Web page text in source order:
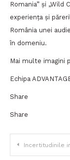
Romania” și „Wild
experiența și
România unei
în domeniu.
Mai multe imagini
Echipa
Share
Share
Incertitudinile internaționale se resimt pe Bursa de la București: mai multe